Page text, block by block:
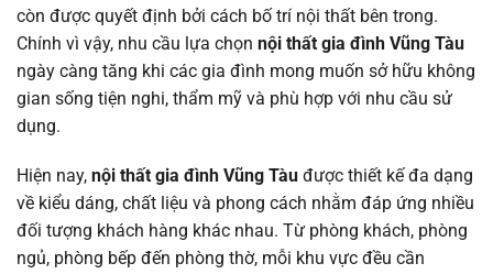
còn được quyết định bởi cách bố trí nội thất bên trong.
Chính vì vậy, nhu cầu lựa chọn nội thất gia đình Vũng Tàu
ngày càng tăng khi các gia đình mong muốn sở hữu không
gian sống tiện nghi, thẩm mỹ và phù hợp với nhu cầu sử
dụng.
Hiện nay, nội thất gia đình Vũng Tàu được thiết kế đa dạng
về kiểu dáng, chất liệu và phong cách nhằm đáp ứng nhiều
đối tượng khách hàng khác nhau. Từ phòng khách, phòng
ngủ, phòng bếp đến phòng thờ, mỗi khu vực đều cần